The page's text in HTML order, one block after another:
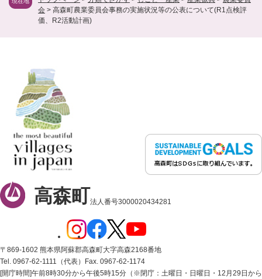
会 > 高森町農業委員会事務の実施状況等の公表について(R1点検評
価、R2活動計画)
高森町法人番号3000020434281
〒869-1602 熊本県阿蘇郡高森町大字高森2168番地
Tel. 0967-62-1111（代表）
Fax. 0967-62-1174
[開庁時間]午前8時30分から午後5時15分（※閉庁：土曜日・日曜日・12月29日から